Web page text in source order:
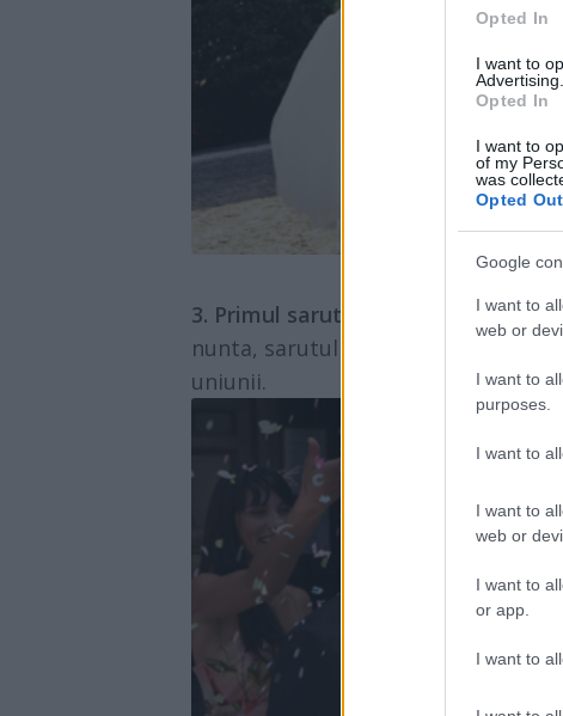
Opted In
I want to
Advertising.
Opted In
I want to
of my
was
Opted Out
Google
I want to
web or
I want to
purposes.
I want to
I want to
web or
I want to
or app.
I want to
3. Primul sarut al mirelui si miresei
nunta, sarutul in fata altarului sau
uniunii.